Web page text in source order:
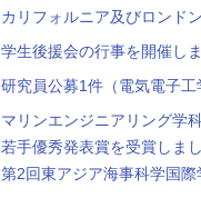
カリフォルニア及びロンド
学生後援会の行事を開催し
研究員公募1件（電気電子
マリンエンジニアリング学
若手優秀発表賞を受賞しま
第2回東アジア海事科学国